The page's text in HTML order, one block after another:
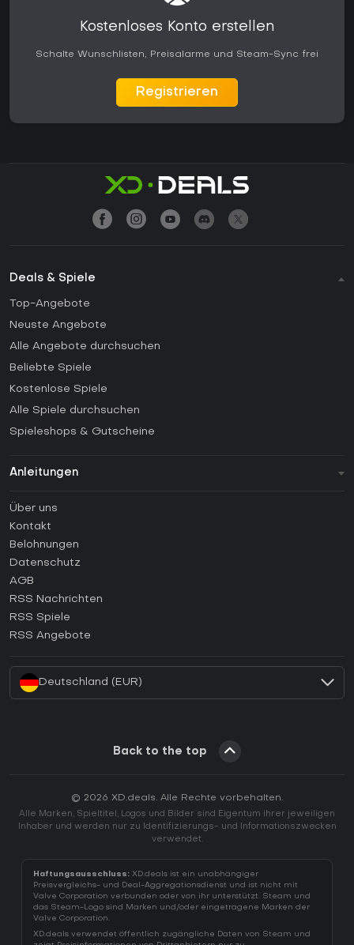
Kostenloses Konto erstellen
Schalte Wunschlisten, Preisalarme und Steam-Sync frei
Registrieren
Deals & Spiele
Top-Angebote
Neuste Angebote
Alle Angebote durchsuchen
Beliebte Spiele
Kostenlose Spiele
Alle Spiele durchsuchen
Spieleshops & Gutscheine
Anleitungen
Anleitungen
Wie aktiviert man einen Steam CD Key?
Wie aktiviert man einen Epic Games CD Key?
Wie aktiviert man einen GOG CD Key?
Wie aktiviert man einen Ubisoft Connect CD Key?
Über uns
Kontakt
Belohnungen
Datenschutz
AGB
RSS Nachrichten
RSS Spiele
RSS Angebote
Deutschland (EUR)
Back to the top
© 2026 XD.deals. Alle Rechte vorbehalten.
Alle Marken, Spieltitel, Logos und Bilder sind Eigentum ihrer jeweiligen
Inhaber und werden nur zu Identifizierungs- und Informationszwecken
verwendet.
Haftungsausschluss: XD.deals ist ein unabhängiger
Preisvergleichs- und Deal-Aggregationsdienst und ist nicht mit
Valve Corporation verbunden oder von ihr unterstützt. Steam und
das Steam-Logo sind Marken und/oder eingetragene Marken der
Valve Corporation.
XD.deals verwendet öffentlich zugängliche Daten von Steam und